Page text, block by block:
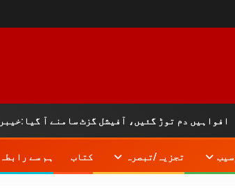
گئیں، آفیشل گزٹ سامنے آ گیا:خیبرپختونخوا
تجزیہ/تبصرہ کتاب ہم سے رابطہ